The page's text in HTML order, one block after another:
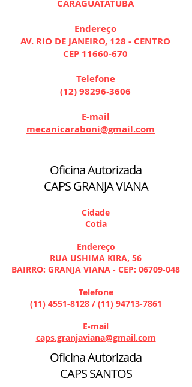
CARAGUATATUBA
Endereço
AV. RIO DE JANEIRO, 128 - CENTRO
CEP 11660-670
Telefone
(12) 98296-3606
E-mail
mecanicaraboni@gmail.com
Oficina Autorizada
CAPS GRANJA VIANA
Cidade
Cotia
Endereço
RUA USHIMA KIRA, 56
BAIRRO: GRANJA VIANA - CEP: 06709-048
Telefone
(11) 4551-8128/ (11) 94713-7861
E-mail
caps.granjaviana@gmail.com
Oficina Autorizada
CAPS SANTOS